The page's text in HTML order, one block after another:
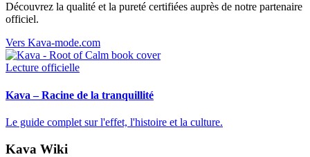
Découvrez la qualité et la pureté certifiées auprès de notre partenaire
officiel.
Vers Kava-mode.com
Lecture officielle
Kava – Racine de la tranquillité
Le guide complet sur l'effet, l'histoire et la culture.
Kava Wiki